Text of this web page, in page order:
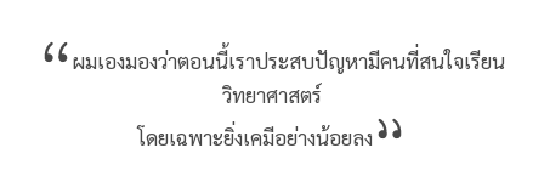
ผมเองมองว่าตอนนี้เราประสบปัญหามีคนที่สนใจเรียน
วิทยาศาสตร์
โดยเฉพาะยิ่งเคมีอย่างน้อยลง